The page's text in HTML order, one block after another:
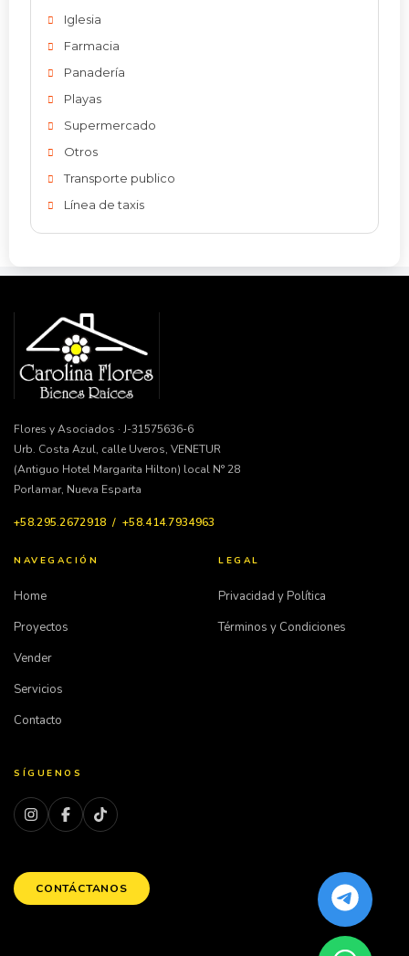
Iglesia
Farmacia
Panadería
Playas
Supermercado
Otros
Transporte publico
Línea de taxis
Flores y Asociados · J-31575636-6
Urb. Costa Azul, calle Uveros, VENETUR
(Antiguo Hotel Margarita Hilton) local N° 28
Porlamar, Nueva Esparta
+58.295.2672918 / +58.414.7934963
NAVEGACIÓN
Home
Proyectos
Vender
Servicios
Contacto
LEGAL
Privacidad y Política
Términos y Condiciones
SÍGUENOS
CONTÁCTANOS